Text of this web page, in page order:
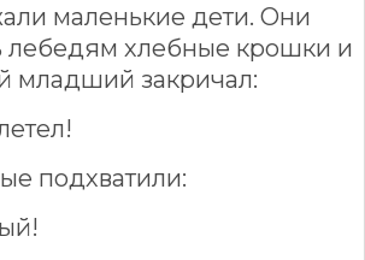
маленькие дети. Они
лебедям хлебные крошки и
младший закричал:
подхватили: